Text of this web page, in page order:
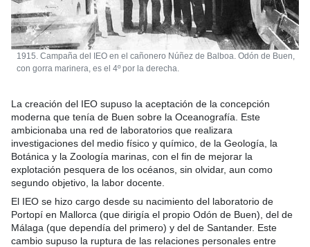
1915. Campaña del IEO en el cañonero Núñez de Balboa. Odón de Buen,
con gorra marinera, es el 4º por la derecha.
La creación del IEO supuso la aceptación de la concepción
moderna que tenía de Buen sobre la Oceanografía. Este
ambicionaba una red de laboratorios que realizara
investigaciones del medio físico y químico, de la Geología, la
Botánica y la Zoología marinas, con el fin de mejorar la
explotación pesquera de los océanos, sin olvidar, aun como
segundo objetivo, la labor docente.
El IEO se hizo cargo desde su nacimiento del laboratorio de
Portopí en Mallorca (que dirigía el propio Odón de Buen), del de
Málaga (que dependía del primero) y del de Santander. Este
cambio supuso la ruptura de las relaciones personales entre